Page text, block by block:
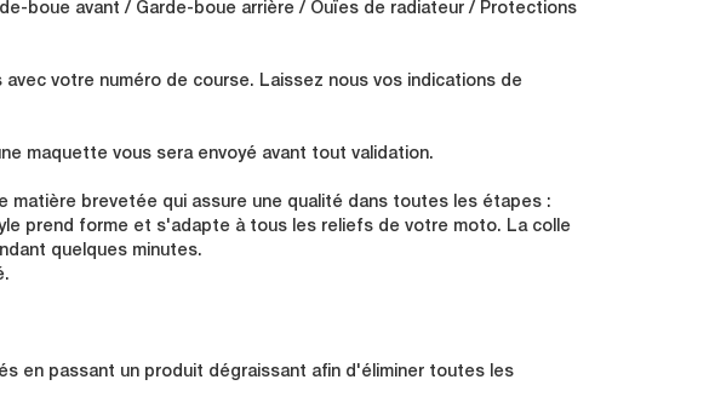
boue avant / Garde-boue arrière / Ouïes de radiateur / Protections
votre numéro de course. Laissez nous vos indications de
maquette vous sera envoyé avant tout validation.
matière brevetée qui assure une qualité dans toutes les étapes :
prend forme et s'adapte à tous les reliefs de votre moto. La colle
quelques minutes.
en passant un produit dégraissant afin d'éliminer toutes les